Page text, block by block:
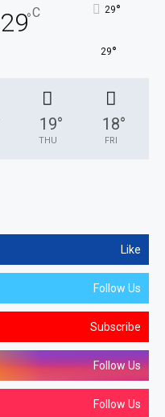
29°C 29°
29°
19°
THU
18°
FRI
Like
Follow Us
Subscribe
Follow Us
Follow Us